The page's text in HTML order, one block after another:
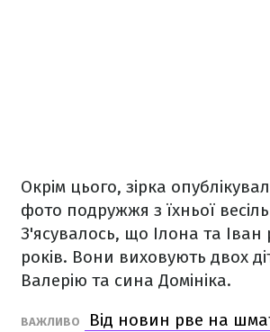
Окрім цього, зірка
фото подружжя з їхньої
З'ясувалось, що Ілона та Іван
років. Вони виховують двох
Валерію та сина Домініка.
ВАЖЛИВО
Від новин рве на